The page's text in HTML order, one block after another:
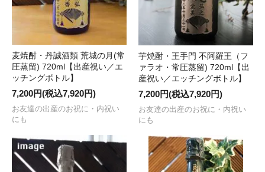
麦焼酎・丹誠酒類 荒城の月(常
圧蒸留) 720ml【出産祝い／エ
ッチングボトル】
7,200円(税込7,920円)
お友達の出産のお祝に・内祝い
にも
芋焼酎・王手門 不阿羅王（フ
ァラオ・常圧蒸留) 720ml【出
産祝い／エッチングボトル】
7,200円(税込7,920円)
お友達の出産のお祝に・内祝い
にも